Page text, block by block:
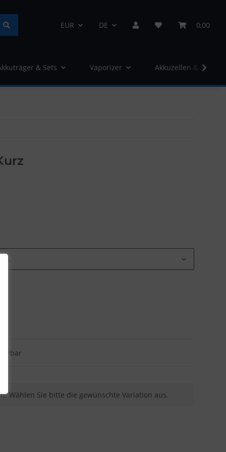
EUR DE 0,00
& Sets Vaporizer Akkuzellen &
Wählen Sie bitte die gewünschte Variation aus.